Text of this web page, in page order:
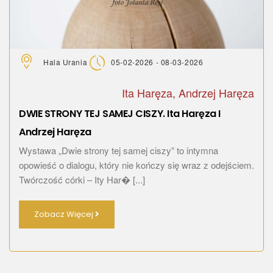
Hala Urania 05-02-2026 - 08-03-2026
Ita Haręza, Andrzej Haręza
DWIE STRONY TEJ SAMEJ CISZY. Ita Haręza I
Andrzej Haręza
Wystawa „Dwie strony tej samej ciszy” to intymna
opowieść o dialogu, który nie kończy się wraz z odejściem.
Twórczość córki – Ity Har� [...]
Zobacz Więcej